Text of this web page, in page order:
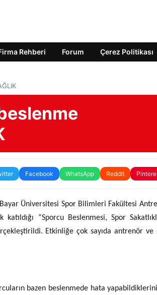
Rehberi Forum Çerez Politikası
Facebook WhatsApp Reddit
Üniversitesi Spor Bilimleri Fakültesi
“Sporcu Beslenmesi, Spor
Etkinliğe çok sayıda antrenör ve
bazen beslenmede hata